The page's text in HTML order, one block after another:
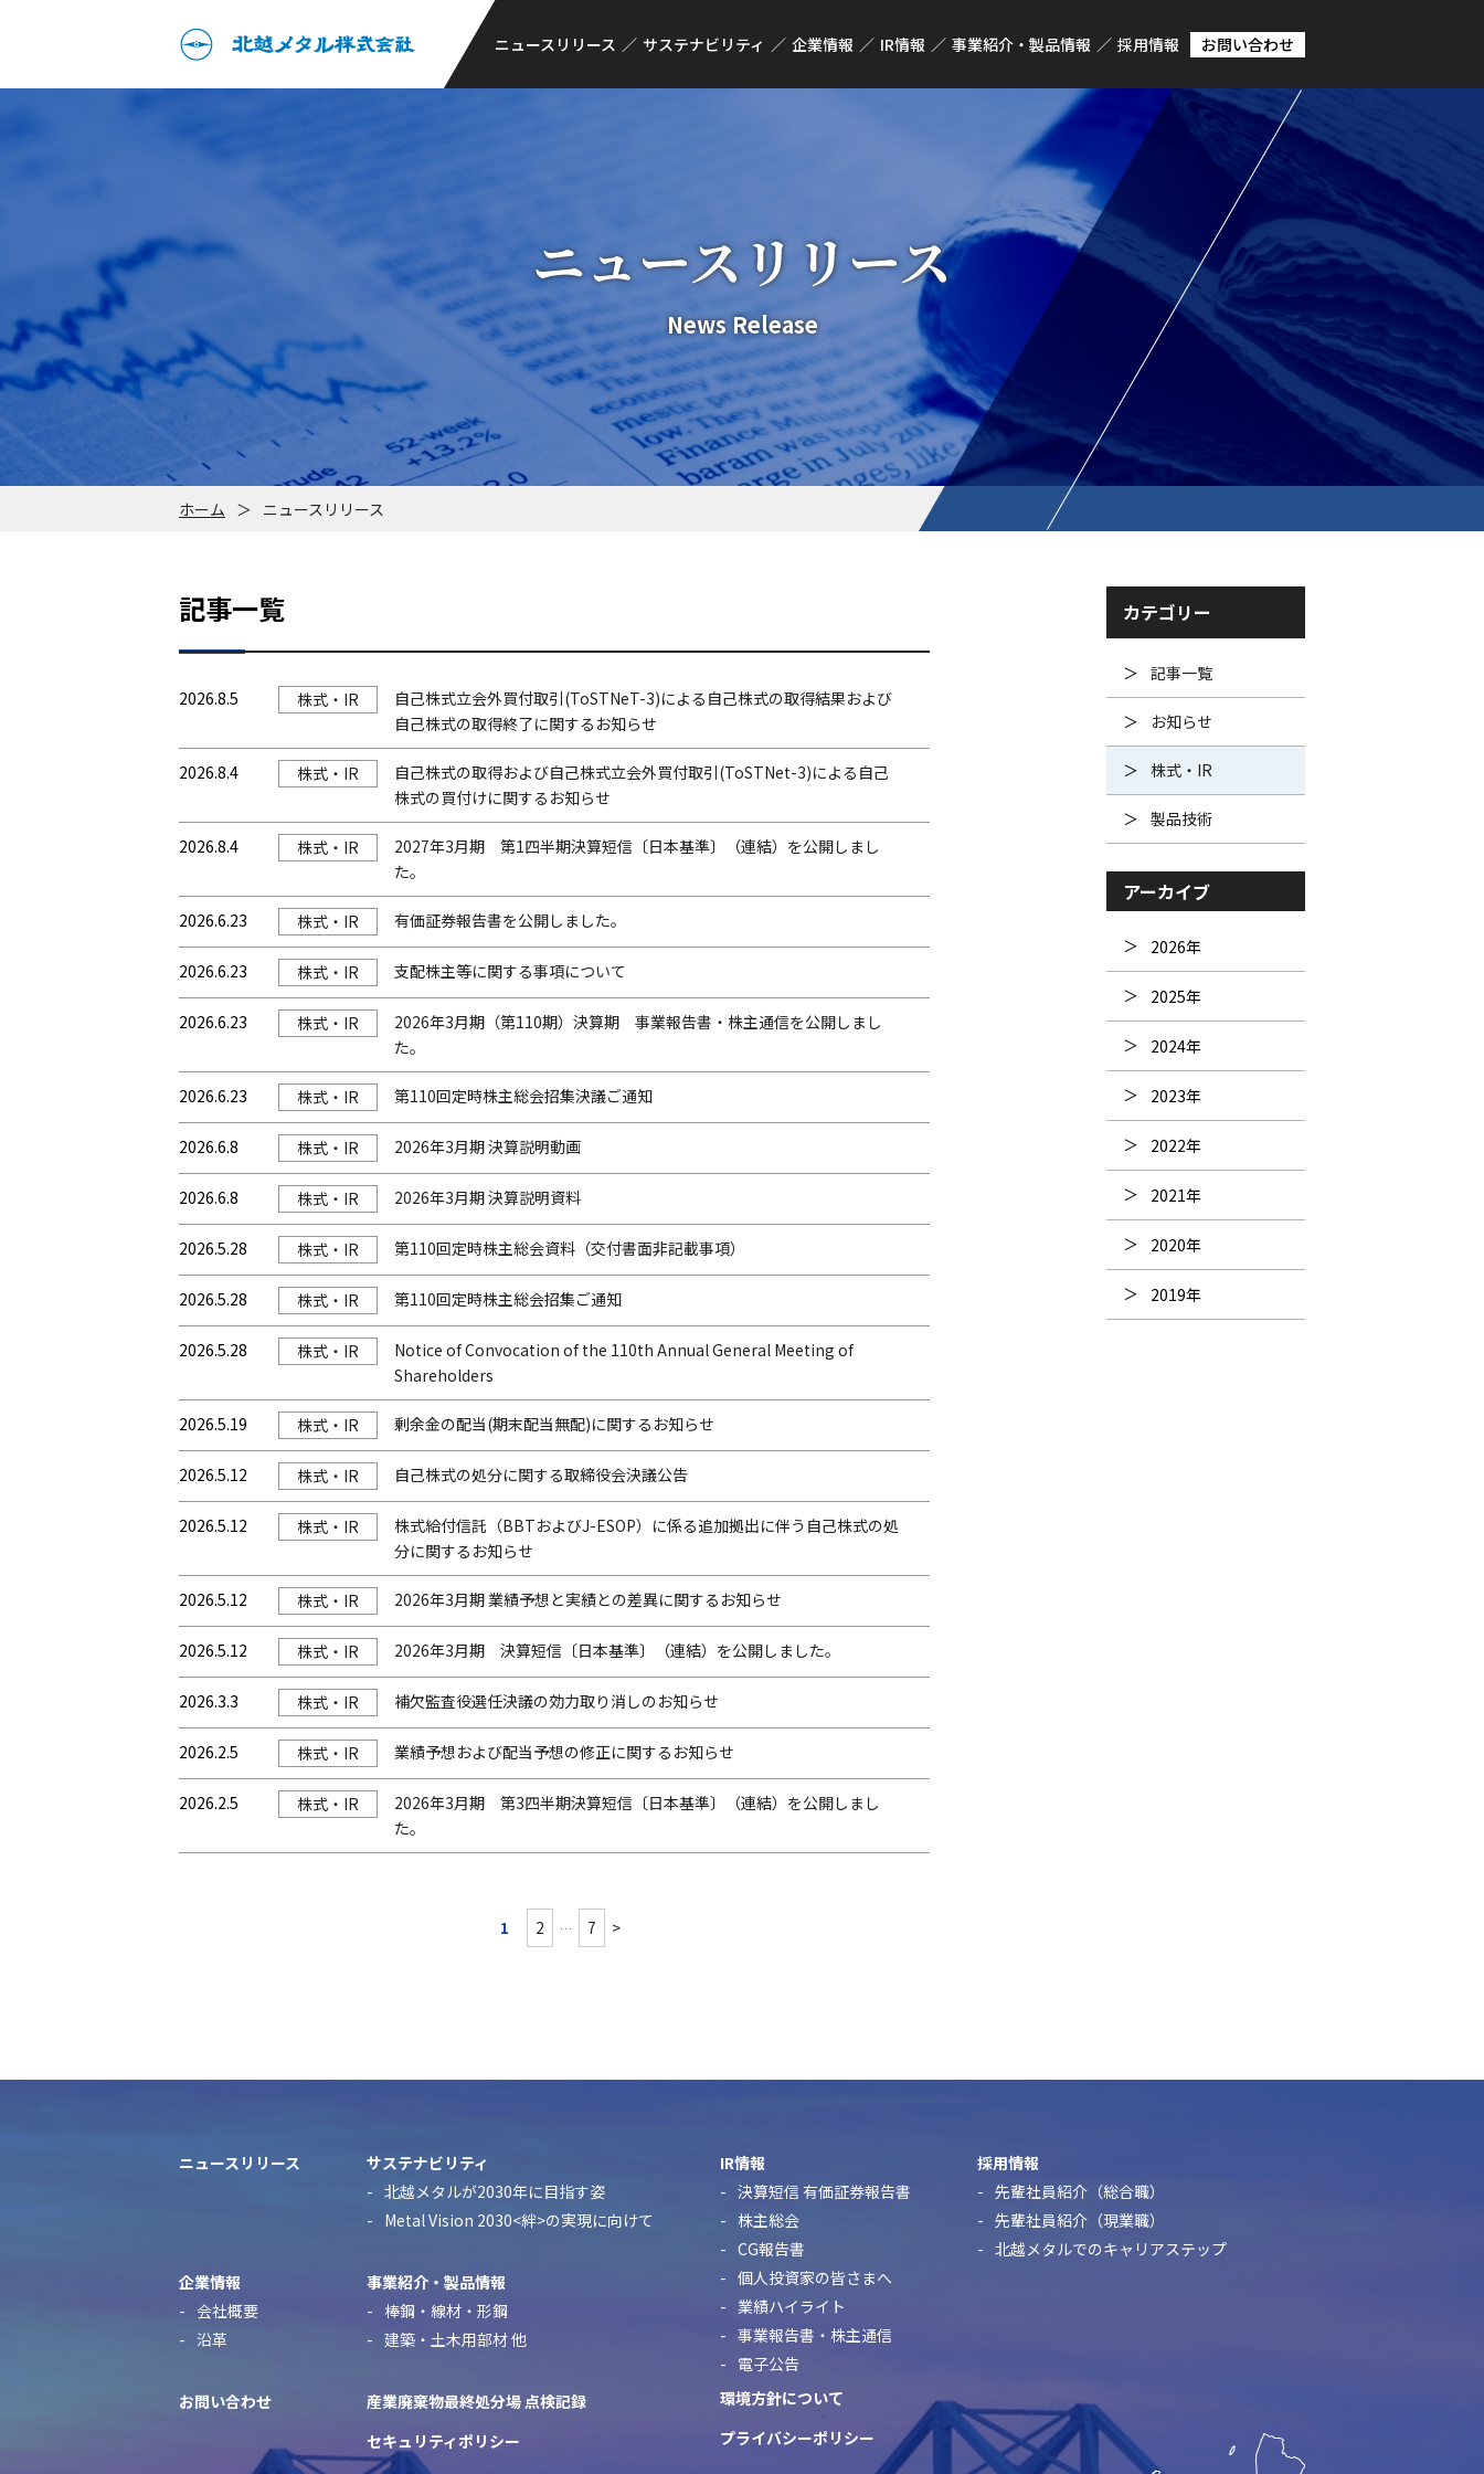
ニュースリリース サステナビリティ 企業情報 IR情報 事業紹介・製品情報 採用情報 お問い合わせ
ニュースリリース
News Release
ホーム ＞ ニュースリリース
記事一覧
2026.8.5 株式・IR
自⼰株式⽴会外買付取引(ToSTNeT-3)による⾃⼰株式の取得結果および
自己株式の取得終了に関するお知らせ
2026.8.4 株式・IR
自己株式の取得および自己株式立会外買付取引(ToSTNet-3)による自己
株式の買付けに関するお知らせ
2026.8.4 株式・IR
2027年3月期 第1四半期決算短信〔日本基準〕（連結）を公開しまし
た。
2026.6.23 株式・IR 有価証券報告書を公開しました。
2026.6.23 株式・IR 支配株主等に関する事項について
2026.6.23 株式・IR
2026年3月期（第110期）決算期 事業報告書・株主通信を公開しまし
た。
2026.6.23 株式・IR 第110回定時株主総会招集決議ご通知
2026.6.8 株式・IR 2026年3月期 決算説明動画
2026.6.8 株式・IR 2026年3月期 決算説明資料
2026.5.28 株式・IR 第110回定時株主総会資料（交付書面非記載事項）
2026.5.28 株式・IR 第110回定時株主総会招集ご通知
2026.5.28 株式・IR
Notice of Convocation of the 110th Annual General Meeting of
Shareholders
2026.5.19 株式・IR 剰余金の配当(期末配当無配)に関するお知らせ
2026.5.12 株式・IR 自己株式の処分に関する取締役会決議公告
2026.5.12 株式・IR
株式給付信託（BBTおよびJ-ESOP）に係る追加拠出に伴う自己株式の処
分に関するお知らせ
2026.5.12 株式・IR 2026年3月期 業績予想と実績との差異に関するお知らせ
2026.5.12 株式・IR 2026年3月期 決算短信〔日本基準〕（連結）を公開しました。
2026.3.3 株式・IR 補欠監査役選任決議の効力取り消しのお知らせ
2026.2.5 株式・IR 業績予想および配当予想の修正に関するお知らせ
2026.2.5 株式・IR
2026年3月期 第3四半期決算短信〔日本基準〕（連結）を公開しまし
た。
1 2 … 7 >
カテゴリー
記事一覧
お知らせ
株式・IR
製品技術
アーカイブ
2026年
2025年
2024年
2023年
2022年
2021年
2020年
2019年
ニュースリリース
企業情報
会社概要
沿革
お問い合わせ
サステナビリティ
北越メタルが2030年に目指す姿
Metal Vision 2030<絆>の実現に向けて
事業紹介・製品情報
棒鋼・線材・形鋼
建築・土木用部材 他
産業廃棄物最終処分場 点検記録
セキュリティポリシー
IR情報
決算短信 有価証券報告書
株主総会
CG報告書
個人投資家の皆さまへ
業績ハイライト
事業報告書・株主通信
電子公告
環境方針について
プライバシーポリシー
採用情報
先輩社員紹介（総合職）
先輩社員紹介（現業職）
北越メタルでのキャリアステップ